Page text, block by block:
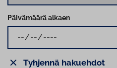
Päivämäärä alkaen
Tyhjennä hakuehdot